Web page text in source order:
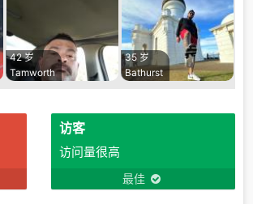
42 岁
Tamworth
35 岁
Bathurst
访客
访问量很高
最佳